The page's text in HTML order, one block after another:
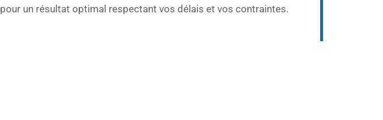
pour un résultat optimal respectant vos délais et vos contraintes.